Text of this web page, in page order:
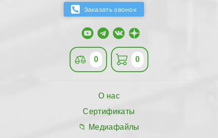
0 0
О нас
Сертификаты
Медиафайлы